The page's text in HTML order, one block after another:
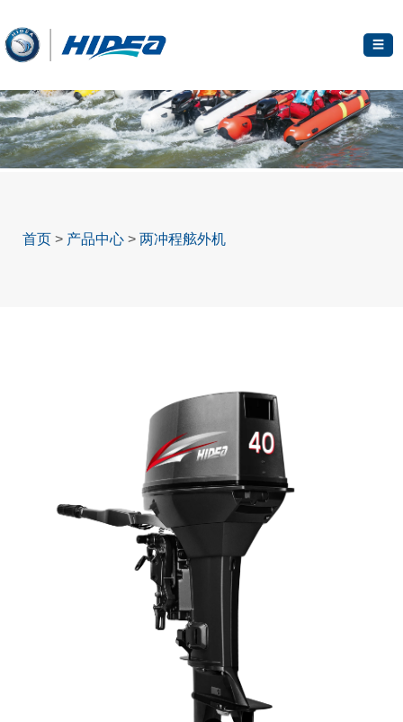
☰
首页 > 产品中心 > 两冲程舷外机